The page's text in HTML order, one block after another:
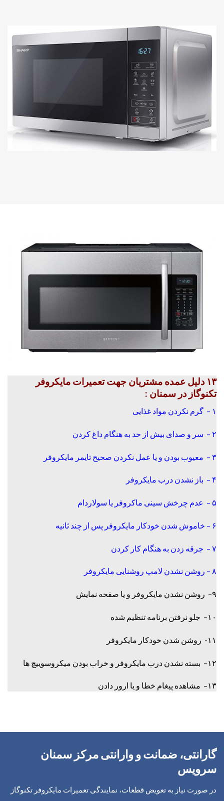
۱۳ دلیل عمده مشتریان جهت تعمیرات مایکروفر
تکنوگاز در سمنان :
۱ – گرم نکردن مواد غذایی
۲ – سر و صدای بیش از حد به هنگام داغ کردن
۳ – معیوب بودن و یا عمل نکردن صحیح تایمر مایکروفر
۴ – باز نشدن درب مایکروفر
۵ – عدم چرخش سینی ماکروفر یا سولاردام
۶ – خاموش شدن خودکار مایکروفر پس از چند ثانیه
۷ – جرقه زدن به هنگام کار کردن
۸ – روشن نشدن لامپ روشنایی مایکروفر
۹– روشن نشدن مایکروفر و یا صفحه نمایش
۱۰– جلو نرفتن برنامه تنظیم شده
۱۱- روشن شدن خودکار مایکروفر
۱۲– بسته نشدن درب مایکروفر و خراب بودن میکروسوییچ ها
۱۳– مشاهده پیغام خطا و یا ارور دادن
گارانتی، ضمانت و وارانتی مرکز سمنان
سرویس
در صورت نیاز به تعویض قطعات، نمایندگی تعمیرات مایکروفر تکنوگاز